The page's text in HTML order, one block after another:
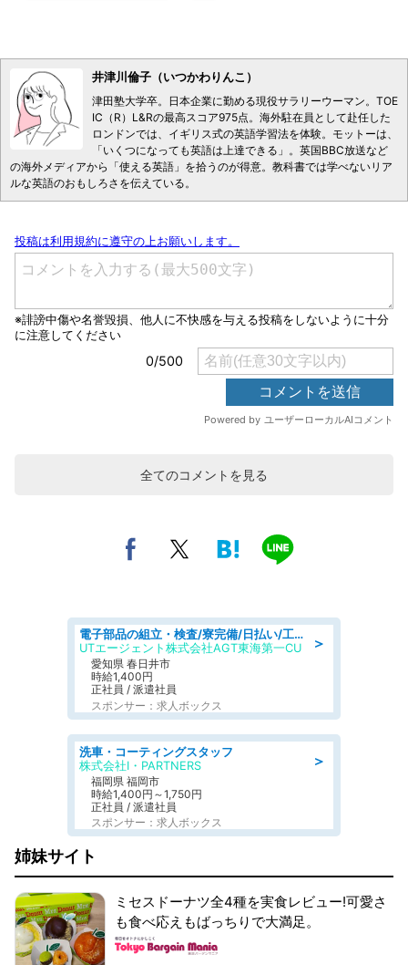
井津川倫子（いつかわりんこ）
津田塾大学卒。日本企業に勤める現役サラリーウーマン。TOE
IC（R）L&Rの最高スコア975点。海外駐在員として赴任した
ロンドンでは、イギリス式の英語学習法を体験。モットーは、
「いくつになっても英語は上達できる」。英国BBC放送など
の海外メディアから「使える英語」を拾うのが得意。教科書では学べないリア
ルな英語のおもしろさを伝えている。
全てのコメントを見る
＞
電子部品の組立・検査/寮完備/日払い/工場・製造
UTエージェント株式会社AGT東海第一CU
愛知県 春日井市
時給1,400円
正社員 / 派遣社員
スポンサー：求人ボックス
＞
洗車・コーティングスタッフ
株式会社I・PARTNERS
福岡県 福岡市
時給1,400円～1,750円
正社員 / 派遣社員
スポンサー：求人ボックス
姉妹サイト
ミセスドーナツ全4種を実食レビュー!可愛さ
も食べ応えもばっちりで大満足。